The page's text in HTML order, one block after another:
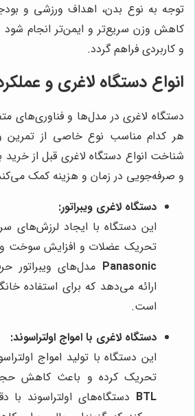
توجه به نوع بدن، اهداف ورزشی و
کاهش وزن سریع‌تر و ایمن‌تر انجام شود
و کاربردی فراهم گردد.
انواع دستگاه لاغری و
دستگاه لاغری در مدل‌ها و فناوری‌های
هر کدام مناسب نوع خاصی از
شناخت انواع دستگاه لاغری قبل از خرید
و صرفه‌جویی در زمان و هزینه کمک
دستگاه لاغری ویبراتور:
این دستگاه با ایجاد لرزش‌های
تحریک عضلات و افزایش سوخت و
Panasonic مدل‌های ویبراتور
ارائه می‌دهد که برای استفاده
است.
دستگاه لاغری با امواج اولتراسوند:
این دستگاه با تولید امواج
تحریک کرده و باعث کاهش
BTL دستگاه‌های اولتراسوند با